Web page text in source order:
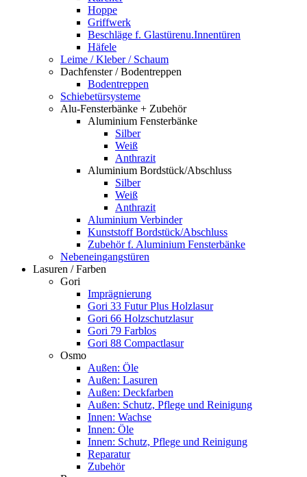
Hoppe
Griffwerk
Beschläge f. Glastürenu.Innentüren
Häfele
Leime / Kleber / Schaum
Dachfenster / Bodentreppen
Bodentreppen
Schiebetürsysteme
Alu-Fensterbänke + Zubehör
Aluminium Fensterbänke
Silber
Weiß
Anthrazit
Aluminium Bordstück/Abschluss
Silber
Weiß
Anthrazit
Aluminium Verbinder
Kunststoff Bordstück/Abschluss
Zubehör f. Aluminium Fensterbänke
Nebeneingangstüren
Lasuren / Farben
Gori
Imprägnierung
Gori 33 Futur Plus Holzlasur
Gori 66 Holzschutzlasur
Gori 79 Farblos
Gori 88 Compactlasur
Osmo
Außen: Öle
Außen: Lasuren
Außen: Deckfarben
Außen: Schutz, Pflege und Reinigung
Innen: Wachse
Innen: Öle
Innen: Schutz, Pflege und Reinigung
Reparatur
Zubehör